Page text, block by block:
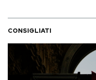
CONSIGLIATI